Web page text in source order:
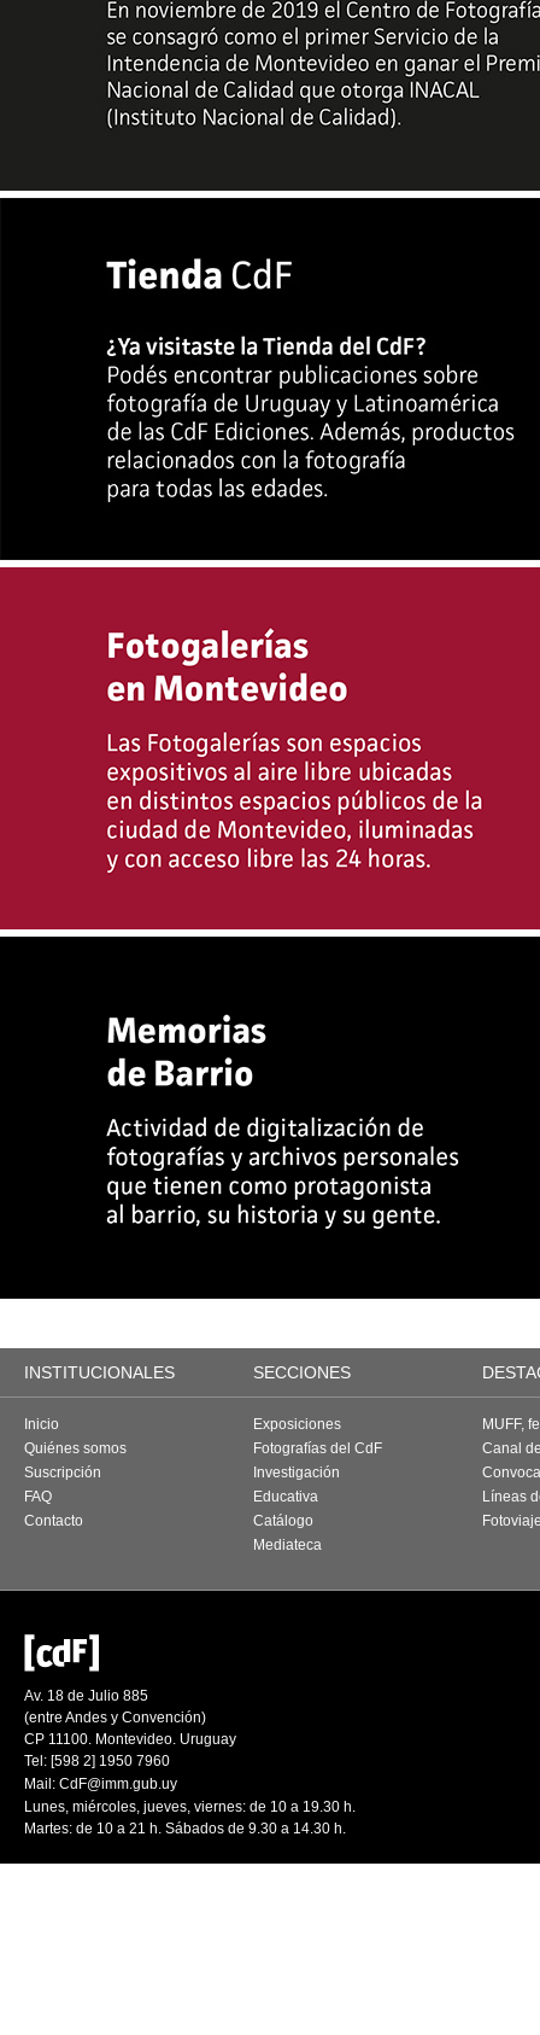
INSTITUCIONALES SECCIONES
Inicio
Quiénes somos
Suscripción
FAQ
Contacto
Exposiciones
Fotografías del CdF
Investigación
Educativa
Catálogo
Mediateca
MUFF,
Canal
Líneas
Av. 18 de Julio 885
(entre Andes y Convención)
CP 11100. Montevideo. Uruguay
Tel: [598 2] 1950 7960
Mail: CdF@imm.gub.uy
Lunes, miércoles, jueves, viernes: de 10 a 19.30 h.
Martes: de 10 a 21 h. Sábados de 9.30 a 14.30 h.